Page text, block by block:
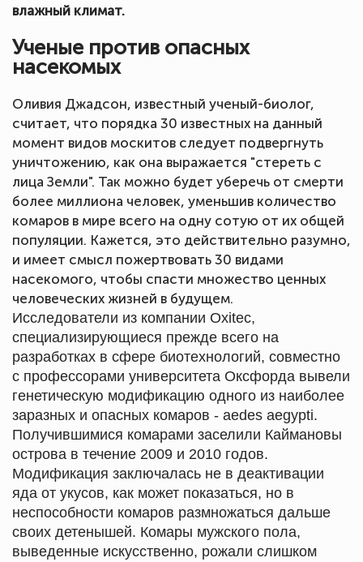
влажный климат.
Ученые против опасных
насекомых
Оливия Джадсон, известный ученый-биолог,
считает, что порядка 30 известных на данный
момент видов москитов следует подвергнуть
уничтожению, как она выражается "стереть с
лица Земли". Так можно будет уберечь от смерти
более миллиона человек, уменьшив количество
комаров в мире всего на одну сотую от их общей
популяции. Кажется, это действительно разумно,
и имеет смысл пожертвовать 30 видами
насекомого, чтобы спасти множество ценных
человеческих жизней в будущем.
Исследователи из компании Oxitec,
специализирующиеся прежде всего на
разработках в сфере биотехнологий, совместно
с профессорами университета Оксфорда вывели
генетическую модификацию одного из наиболее
заразных и опасных комаров - aedes aegypti.
Получившимися комарами заселили Каймановы
острова в течение 2009 и 2010 годов.
Модификация заключалась не в деактивации
яда от укусов, как может показаться, но в
неспособности комаров размножаться дальше
своих детенышей. Комары мужского пола,
выведенные искусственно, рожали слишком